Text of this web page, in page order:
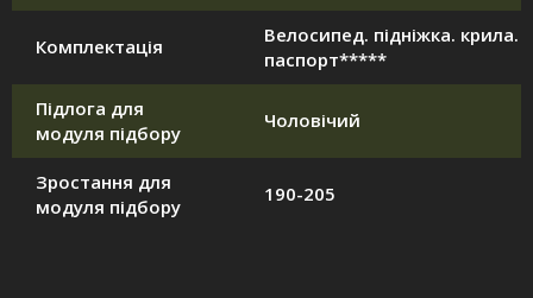
Комплектація
Велосипед. підніжка. крила.
паспорт*****
Підлога для
модуля підбору
Чоловічий
Зростання для
модуля підбору
190-205